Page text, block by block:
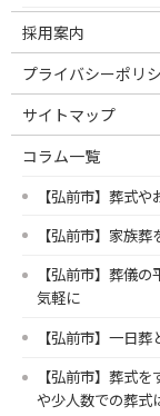
採用案内
プライバシーポリ
サイトマップ
コラム一覧
【弘前市】葬式
【弘前市】家族
【弘前市】葬儀
気軽に
【弘前市】一日
【弘前市】葬式
や少人数での葬式